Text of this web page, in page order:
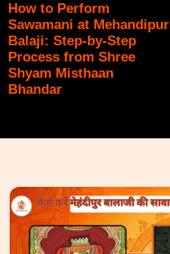
How to Perform
Sawamani at Mehandipur
Balaji: Step-by-Step
Process from Shree
Shyam Misthaan
Bhandar